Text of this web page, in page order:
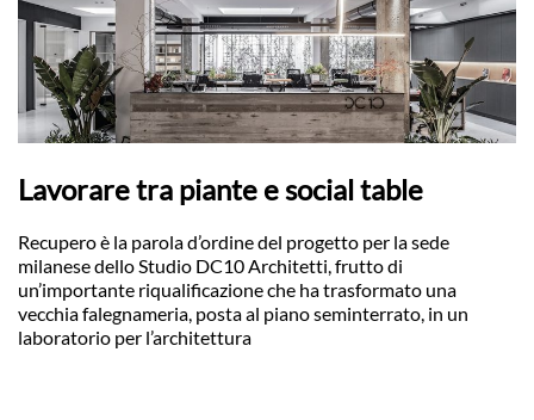
Lavorare tra piante e social table
Recupero è la parola d’ordine del progetto per la sede
milanese dello Studio DC10 Architetti, frutto di
un’importante riqualificazione che ha trasformato una
vecchia falegnameria, posta al piano seminterrato, in un
laboratorio per l’architettura